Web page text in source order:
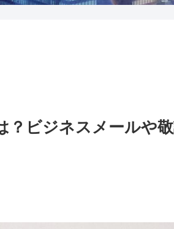
？ビジネスメールや